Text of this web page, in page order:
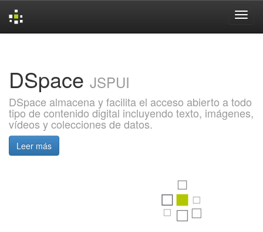
DSpace JSPUI
DSpace almacena y facilita el acceso abierto a todo
tipo de contenido digital incluyendo texto, imágenes,
vídeos y colecciones de datos.
Leer más